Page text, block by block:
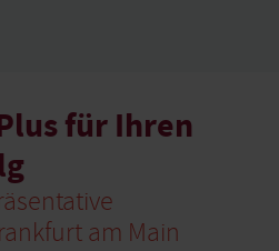
für Ihren
am Main